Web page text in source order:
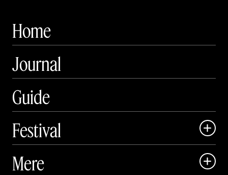
Home
Journal
Guide
Festival

 Art Matter Festival
Mere 